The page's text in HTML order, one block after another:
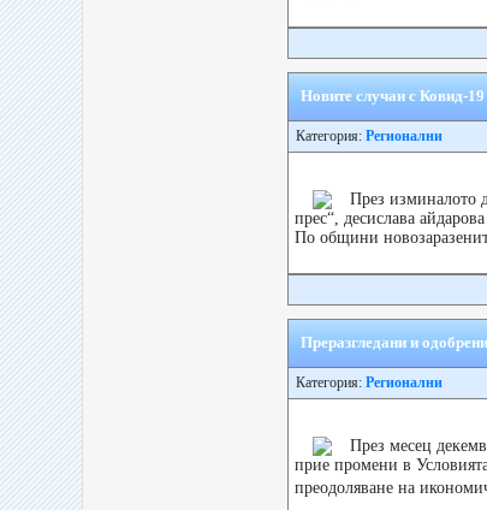
Новите случаи с Ковид-
Категория: Регионални
През изминалото
прес“, десислава
По общини
Преразгледани и
Категория: Регионални
През месец
прие промени в
преодоляване на